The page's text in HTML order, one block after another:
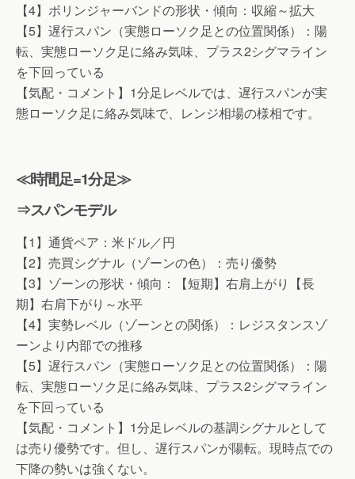
【4】ボリンジャーバンドの形状・傾向：収縮～拡大
【5】遅行スパン（実態ローソク足との位置関係）：陽
転、実態ローソク足に絡み気味、プラス2シグマライン
を下回っている
【気配・コメント】1分足レベルでは、遅行スパンが実
態ローソク足に絡み気味で、レンジ相場の様相です。
≪時間足=1分足≫
⇒スパンモデル
【1】通貨ペア：米ドル／円
【2】売買シグナル（ゾーンの色）：売り優勢
【3】ゾーンの形状・傾向：【短期】右肩上がり【長
期】右肩下がり～水平
【4】実勢レベル（ゾーンとの関係）：レジスタンスゾ
ーンより内部での推移
【5】遅行スパン（実態ローソク足との位置関係）：陽
転、実態ローソク足に絡み気味、プラス2シグマライン
を下回っている
【気配・コメント】1分足レベルの基調シグナルとして
は売り優勢です。但し、遅行スパンが陽転。現時点での
下降の勢いは強くない。